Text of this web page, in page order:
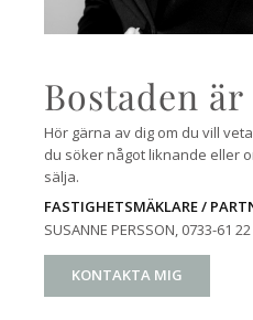
Bostaden är
Hör gärna av dig om du vill
du söker något liknande eller
sälja.
FASTIGHETSMÄKLARE /
SUSANNE PERSSON , 0733-61
KONTAKTA MIG